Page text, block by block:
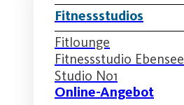
Fitnessstudios
Fitlounge
Fitnessstudio Ebensee
Studio No1
Online-Angebot